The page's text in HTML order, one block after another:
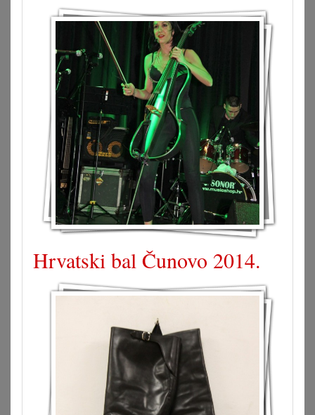
Hrvatski bal Čunovo 2014.